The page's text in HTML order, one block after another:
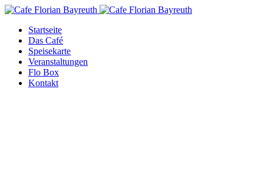
Startseite
Das Café
Speisekarte
Veranstaltungen
Flo Box
Kontakt